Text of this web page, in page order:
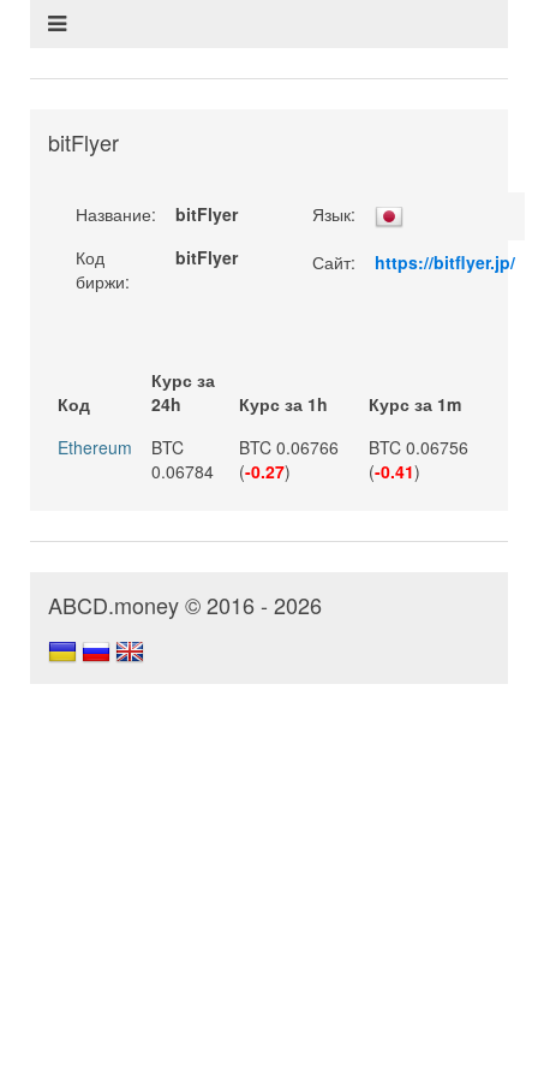
bitFlyer
Название:
bitFlyer
Код
биржи:
bitFlyer
Язык:
Сайт:
https://bitflyer.jp/
Код
Курс за
24h
Курс за 1h
Курс за 1m
Ethereum
BTC
0.06784
BTC 0.06766
(-0.27)
BTC 0.06756
(-0.41)
ABCD.money © 2016 - 2026